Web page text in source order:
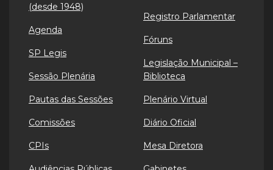
(desde 1948)
Agenda
SP Legis
Sessão Plenária
Pautas das Sessões
Comissões
CPIs
Registro Parlamentar
Fóruns
Legislação Municipal –
Biblioteca
Plenário Virtual
Diário Oficial
Mesa Diretora